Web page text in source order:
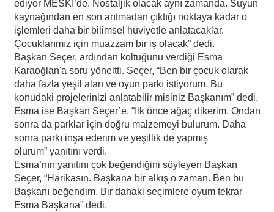
ediyor MESKİ’de. Nostaljik olacak aynı zamanda. Suyun
kaynağından en son arıtmadan çıktığı noktaya kadar o
işlemleri daha bir bilimsel hüviyetle anlatacaklar.
Çocuklarımız için muazzam bir iş olacak” dedi.
Başkan Seçer, ardından koltuğunu verdiği Esma
Karaoğlan'a soru yöneltti. Seçer, “Ben bir çocuk olarak
daha fazla yeşil alan ve oyun parkı istiyorum. Bu
konudaki projelerinizi anlatabilir misiniz Başkanım” dedi.
Esma ise Başkan Seçer’e, “İlk önce ağaç dikerim. Ondan
sonra da parklar için doğru malzemeyi bulurum. Daha
sonra parkı inşa ederim ve yeşillik de yapmış
olurum” yanıtını verdi.
Esma’nın yanıtını çok beğendiğini söyleyen Başkan
Seçer, “Harikasın. Başkana bir alkış o zaman. Ben bu
Başkanı beğendim. Bir dahaki seçimlere oyum tekrar
Esma Başkana” dedi.